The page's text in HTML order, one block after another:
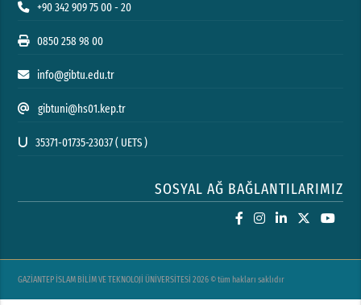
+90 342 909 75 00 - 20
0850 258 98 00
info@gibtu.edu.tr
gibtuni@hs01.kep.tr
35371-01735-23037 ( UETS )
SOSYAL AĞ BAĞLANTILARIMIZ
GAZİANTEP İSLAM BİLİM VE TEKNOLOJİ ÜNİVERSİTESİ 2026 © tüm hakları saklıdır